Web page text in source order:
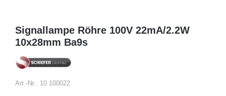
Signallampe Röhre 100V 22mA/2.2W
10x28mm Ba9s
Art.-Nr.: 10.100022